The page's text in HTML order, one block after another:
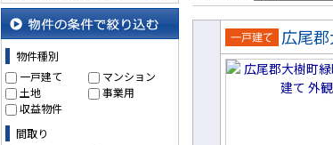
沿線・駅から探す
物件の条件で絞り込む
物件種別
一戸建て
マンション
土地
事業用
収益物件
間取り
売一戸建
て
広尾